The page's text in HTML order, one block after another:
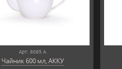
Арт: 8095 А
Чайник 600 мл, АККУ